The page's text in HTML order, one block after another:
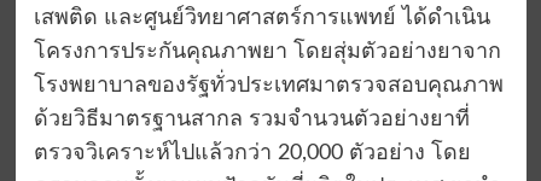
เสพติด และศูนย์วิทยาศาสตร์การแพทย์ ได้ดำเนิน
โครงการประกันคุณภาพยา โดยสุ่มตัวอย่างยาจาก
โรงพยาบาลของรัฐทั่วประเทศมาตรวจสอบคุณภาพ
ด้วยวิธีมาตรฐานสากล รวมจำนวนตัวอย่างยาที่
ตรวจวิเคราะห์ไปแล้วกว่า 20,000 ตัวอย่าง โดย